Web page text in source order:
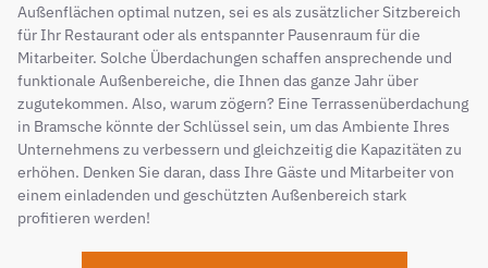
Außenflächen optimal nutzen, sei es als zusätzlicher Sitzbereich
für Ihr Restaurant oder als entspannter Pausenraum für die
Mitarbeiter. Solche Überdachungen schaffen ansprechende und
funktionale Außenbereiche, die Ihnen das ganze Jahr über
zugutekommen. Also, warum zögern? Eine Terrassenüberdachung
in Bramsche könnte der Schlüssel sein, um das Ambiente Ihres
Unternehmens zu verbessern und gleichzeitig die Kapazitäten zu
erhöhen. Denken Sie daran, dass Ihre Gäste und Mitarbeiter von
einem einladenden und geschützten Außenbereich stark
profitieren werden!